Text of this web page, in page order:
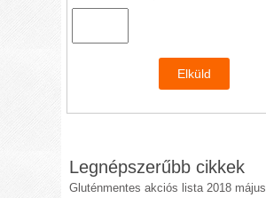
Legnépszerűbb cikkek
Gluténmentes akciós lista 2018 május